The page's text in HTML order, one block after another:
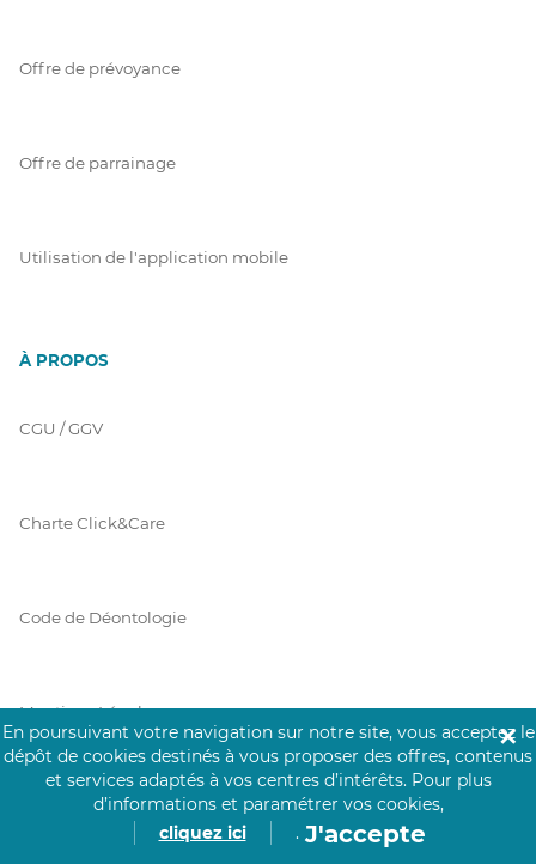
Offre de prévoyance
Offre de parrainage
Utilisation de l'application mobile
À PROPOS
CGU / GGV
Charte Click&Care
Code de Déontologie
Mentions Légales
Prérequis Click&Care
En poursuivant votre navigation sur notre site, vous acceptez le
dépôt de cookies destinés à vous proposer des offres, contenus
et services adaptés à vos centres d’intérêts. Pour plus
d’informations et paramétrer vos cookies,
cliquez ici
. J'accepte
✕